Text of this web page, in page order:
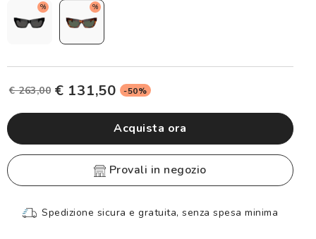
% %
€ 263,00 € 131,50 -50%
Acquista ora
provali in negozio
Spedizione sicura e gratuita, senza spesa minima